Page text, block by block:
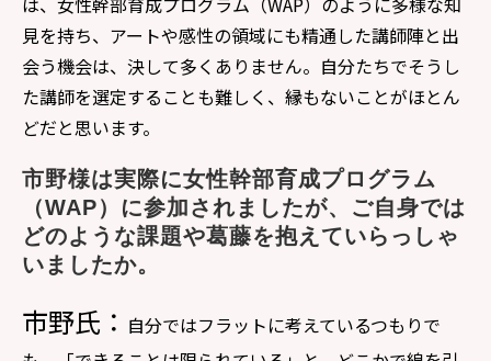
見を持ち、アートや感性の領域にも精通した講師陣と出
会う機会は、決して多くありません。自分たちでそうし
た講師を選定することも難しく、縁もないことがほとん
どだと思います。
市野様は実際に女性幹部育成プログラム
（WAP）に参加されましたが、ご自身では
どのような課題や葛藤を抱えていらっしゃ
いましたか。
市野氏： 自分ではフラットに考えているつもりで